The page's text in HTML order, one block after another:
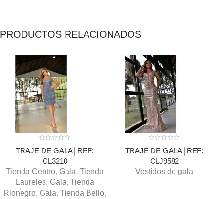
PRODUCTOS RELACIONADOS
TRAJE DE GALA│REF:
CL3210
Tienda Centro, Gala, Tienda
Laureles, Gala, Tienda
Rionegro, Gala, Tienda Bello,
TRAJE DE GALA│REF:
CLJ9582
Vestidos de gala